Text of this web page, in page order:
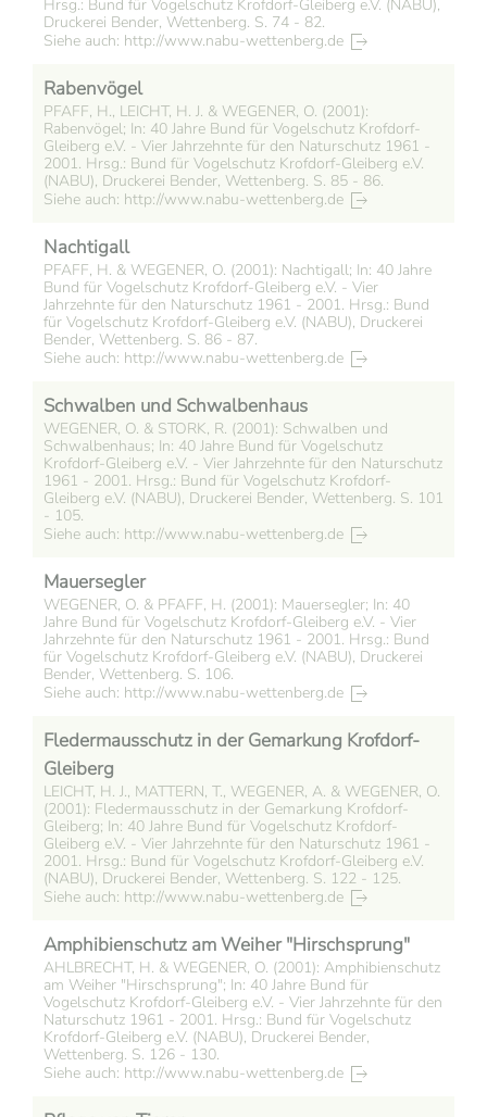
Hrsg.: Bund für Vogelschutz Krofdorf-Gleiberg e.V. (NABU),
Druckerei Bender, Wettenberg. S. 74 - 82.
Siehe auch: http://www.nabu-wettenberg.de
Rabenvögel
PFAFF, H., LEICHT, H. J. & WEGENER, O. (2001):
Rabenvögel; In: 40 Jahre Bund für Vogelschutz Krofdorf-
Gleiberg e.V. - Vier Jahrzehnte für den Naturschutz 1961 -
2001. Hrsg.: Bund für Vogelschutz Krofdorf-Gleiberg e.V.
(NABU), Druckerei Bender, Wettenberg. S. 85 - 86.
Siehe auch: http://www.nabu-wettenberg.de
Nachtigall
PFAFF, H. & WEGENER, O. (2001): Nachtigall; In: 40 Jahre
Bund für Vogelschutz Krofdorf-Gleiberg e.V. - Vier
Jahrzehnte für den Naturschutz 1961 - 2001. Hrsg.: Bund
für Vogelschutz Krofdorf-Gleiberg e.V. (NABU), Druckerei
Bender, Wettenberg. S. 86 - 87.
Siehe auch: http://www.nabu-wettenberg.de
Schwalben und Schwalbenhaus
WEGENER, O. & STORK, R. (2001): Schwalben und
Schwalbenhaus; In: 40 Jahre Bund für Vogelschutz
Krofdorf-Gleiberg e.V. - Vier Jahrzehnte für den Naturschutz
1961 - 2001. Hrsg.: Bund für Vogelschutz Krofdorf-
Gleiberg e.V. (NABU), Druckerei Bender, Wettenberg. S. 101
- 105.
Siehe auch: http://www.nabu-wettenberg.de
Mauersegler
WEGENER, O. & PFAFF, H. (2001): Mauersegler; In: 40
Jahre Bund für Vogelschutz Krofdorf-Gleiberg e.V. - Vier
Jahrzehnte für den Naturschutz 1961 - 2001. Hrsg.: Bund
für Vogelschutz Krofdorf-Gleiberg e.V. (NABU), Druckerei
Bender, Wettenberg. S. 106.
Siehe auch: http://www.nabu-wettenberg.de
Fledermausschutz in der Gemarkung Krofdorf-
Gleiberg
LEICHT, H. J., MATTERN, T., WEGENER, A. & WEGENER, O.
(2001): Fledermausschutz in der Gemarkung Krofdorf-
Gleiberg; In: 40 Jahre Bund für Vogelschutz Krofdorf-
Gleiberg e.V. - Vier Jahrzehnte für den Naturschutz 1961 -
2001. Hrsg.: Bund für Vogelschutz Krofdorf-Gleiberg e.V.
(NABU), Druckerei Bender, Wettenberg. S. 122 - 125.
Siehe auch: http://www.nabu-wettenberg.de
Amphibienschutz am Weiher "Hirschsprung"
AHLBRECHT, H. & WEGENER, O. (2001): Amphibienschutz
am Weiher "Hirschsprung"; In: 40 Jahre Bund für
Vogelschutz Krofdorf-Gleiberg e.V. - Vier Jahrzehnte für den
Naturschutz 1961 - 2001. Hrsg.: Bund für Vogelschutz
Krofdorf-Gleiberg e.V. (NABU), Druckerei Bender,
Wettenberg. S. 126 - 130.
Siehe auch: http://www.nabu-wettenberg.de